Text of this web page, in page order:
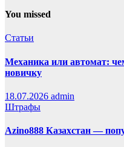
You missed
Статьи
Механика или автомат:
новичку
18.07.2026 admin
Штрафы
Azino888 Казахстан —